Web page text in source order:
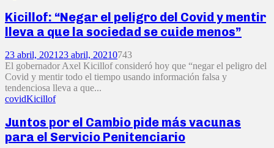
Kicillof: “Negar el peligro del Covid y mentir
lleva a que la sociedad se cuide menos”
23 abril, 2021 23 abril, 20210743
El gobernador Axel Kicillof consideró hoy que “negar el peligro del
Covid y mentir todo el tiempo usando información falsa y
tendenciosa lleva a que...
covidKicillof
Juntos por el Cambio pide más vacunas
para el Servicio Penitenciario